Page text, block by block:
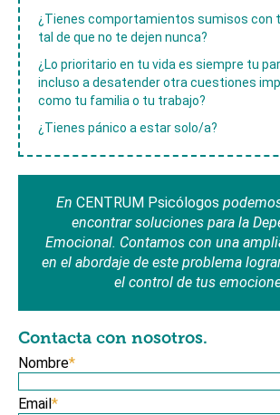
¿Tienes comportamientos sumisos con
tal de que no te dejen nunca?
¿Lo prioritario en tu vida es siempre tu
incluso a desatender otra cuestiones
como tu familia o tu trabajo?
¿Tienes pánico a estar solo/a?
En CENTRUM Psicólogos
encontrar soluciones para la
Emocional. Contamos con una
en el abordaje de este problema
el control de tus
Contacta con nosotros.
Nombre*
Email*